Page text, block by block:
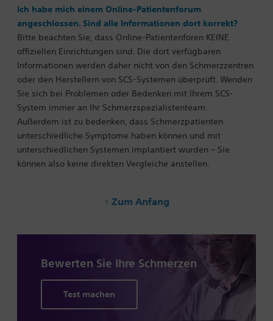
Ich habe mich einem Online-Patientenforum
angeschlossen. Sind alle Informationen dort korrekt?
Bitte beachten Sie, dass Online-Patientenforen KEINE
offiziellen Einrichtungen sind. Die dort verfügbaren
Informationen werden daher nicht von den Schmerzzentren
oder den Herstellern von SCS-Systemen überprüft. Wenden
Sie sich bei Problemen oder Bedenken mit Ihrem SCS-
System immer an Ihr Schmerzspezialistenteam.
Außerdem ist zu bedenken, dass Schmerzpatienten
unterschiedliche Symptome haben können und mit
unterschiedlichen Systemen implantiert wurden – Sie
können also keine direkten Vergleiche anstellen.
↑ Zum Anfang
Bewerten Sie Ihre Schmerzen
Test machen